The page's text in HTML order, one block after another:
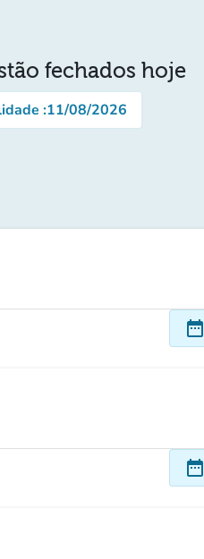
fechados hoje
:11/08/2026
date_range
date_range